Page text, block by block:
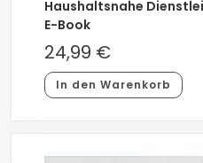
Haushaltsnahe
E-Book
24,99 €
In den Warenkorb